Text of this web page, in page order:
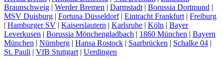
Braunschweig | Werder Bremen | Darmstadt | Borussia Dortmund |
MSV Duisburg | Fortuna Düsseldorf| Eintracht Frankfurt | Freiburg
| Hamburger SV | Kaiserslautern | Karlsruhe | Köln | Bayer
Leverkusen | Borussia Mönchengladbach | 1860 München | Bayern
München | Nürnberg | Hansa Rostock | Saarbrücken | Schalke 04 |
St. Pauli | VfB Stuttgart | Uerdingen